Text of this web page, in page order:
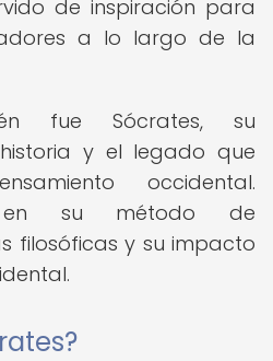
de inspiración para
a lo largo de la
fue Sócrates, su
y el legado que
occidental.
en su método de
filosóficas y su impacto